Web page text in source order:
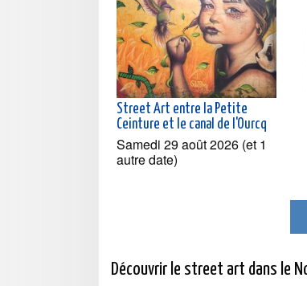
Street Art entre la Petite
Ceinture et le canal de l'Ourcq
Samedi 29 août 2026 (et 1
autre date)
Découvrir le street art dans le